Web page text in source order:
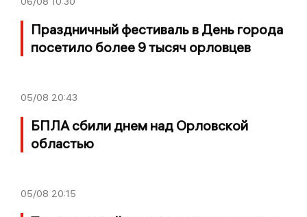
Праздничный фестиваль в День города
посетило более 9 тысяч орловцев
05/08 20:43
БПЛА сбили днем над Орловской
областью
05/08 20:15